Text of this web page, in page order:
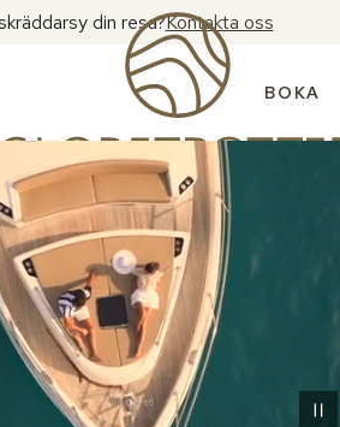
din resa?Kontakta oss
BOKA